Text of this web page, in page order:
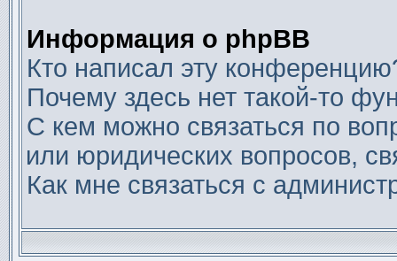
Информация о phpBB
Кто написал эту
Почему здесь нет такой-то
С кем можно связаться по
или юридических вопросов,
Как мне связаться с